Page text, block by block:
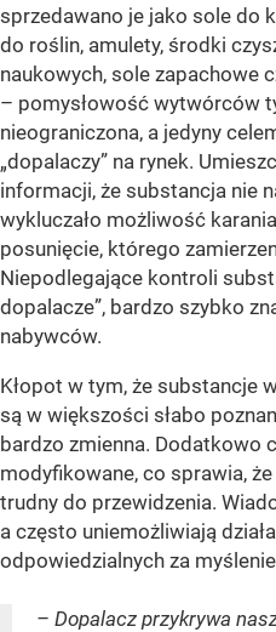
sprzedawano je jako sole do
do roślin, amulety, środki
naukowych, sole zapachowe
– pomysłowość wytwórców
nieograniczona, a jedyny
„dopalaczy” na rynek.
informacji, że substancja nie
wykluczało możliwość
posunięcie, którego
Niepodlegające kontroli
dopalacze”, bardzo szybko
nabywców.
Kłopot w tym, że substancje
są w większości słabo
bardzo zmienna. Dodatkowo
modyfikowane, co sprawia,
trudny do przewidzenia.
a często uniemożliwiają
odpowiedzialnych za
– Dopalacz przykrywa